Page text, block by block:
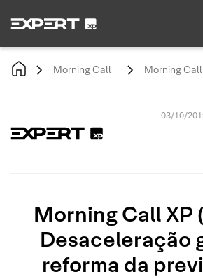
Morning Call Morning
03/10/
Morning Call XP
Desaceleração
reforma da